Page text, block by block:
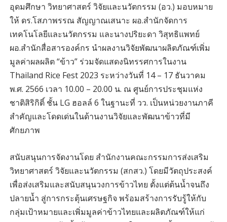
อุดมศึกษา วิทยาศาสตร์ วิจัยและนวัตกรรม (อว.) มอบหมาย
ให้ ดร.โสภาพรรณ สัญญาณเสนาะ ผอ.สำนักจัดการ
เทคโนโลยีและนวัตกรรม และนางปริยะดา วิสุทธิแพทย์
ผอ.สำนักสื่อสารองค์กร นำผลงานวิจัยพัฒนาผลิตภัณฑ์เพิ่ม
มูลค่าผลผลิต “ข้าว” ร่วมจัดแสดงนิทรรศการในงาน
Thailand Rice Fest 2023 ระหว่างวันที่ 14 – 17 ธันวาคม
พ.ศ. 2566 เวลา 10.00 – 20.00 น. ณ ศูนย์การประชุมแห่ง
ชาติสิริกิติ์ ชั้น LG ฮอลล์ 6 ในฐานะที่ วว. เป็นหน่วยงานภาคี
สำคัญและโดดเด่นในด้านงานวิจัยและพัฒนาข้าวที่มี
ศักยภาพ
สนับสนุนการจัดงานโดย สำนักงานคณะกรรมการส่งเสริม
วิทยาศาสตร์ วิจัยและนวัตกรรม (สกสว.) โดยมีวัตถุประสงค์
เพื่อส่งเสริมและสนับสนุนวงการข้าวไทย ตั้งแต่ต้นน้ำจนถึง
ปลายน้ำ สู่การกระตุ้นเศรษฐกิจ พร้อมสร้างการรับรู้ให้กับ
กลุ่มเป้าหมายและเพิ่มมูลค่าข้าวไทยและผลิตภัณฑ์ให้แก่